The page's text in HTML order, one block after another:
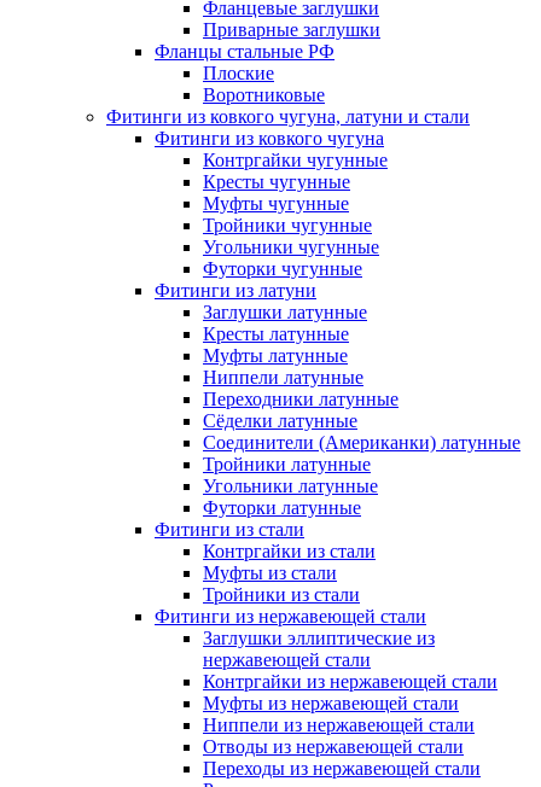
Фланцевые заглушки
Приварные заглушки
Фланцы стальные РФ
Плоские
Воротниковые
Фитинги из ковкого чугуна, латуни и стали
Фитинги из ковкого чугуна
Контргайки чугунные
Кресты чугунные
Муфты чугунные
Тройники чугунные
Угольники чугунные
Футорки чугунные
Фитинги из латуни
Заглушки латунные
Кресты латунные
Муфты латунные
Ниппели латунные
Переходники латунные
Сёделки латунные
Соединители (Американки) латунные
Тройники латунные
Угольники латунные
Футорки латунные
Фитинги из стали
Контргайки из стали
Муфты из стали
Тройники из стали
Фитинги из нержавеющей стали
Заглушки эллиптические из
нержавеющей стали
Контргайки из нержавеющей стали
Муфты из нержавеющей стали
Ниппели из нержавеющей стали
Отводы из нержавеющей стали
Переходы из нержавеющей стали